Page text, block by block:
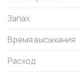
Запах
Время высыхания
Расход